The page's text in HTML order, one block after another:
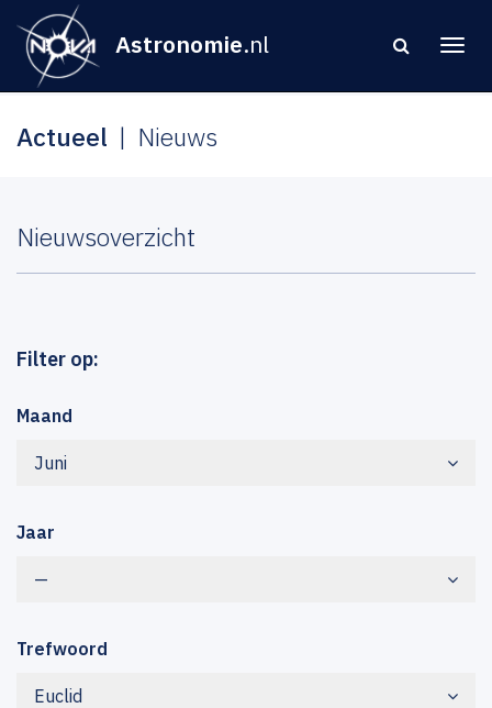
Astronomie.nl
Actueel Nieuws
Nieuwsoverzicht
Filter op:
Maand
Juni
Jaar
—
Trefwoord
Euclid